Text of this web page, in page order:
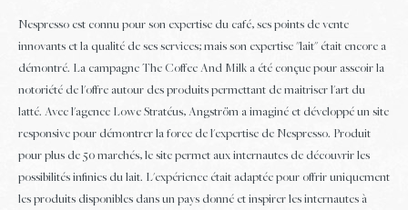
Choisir la langue FR EN
Nespresso est connu pour son expertise du café, ses points de vente
innovants et la qualité de ses services; mais son expertise "lait" était encore a
démontré. La campagne The Coffee And Milk a été conçue pour asseoir la
notoriété de l'offre autour des produits permettant de maitriser l'art du
latté. Avec l'agence Lowe Stratéus, Angström a imaginé et développé un site
responsive pour démontrer la force de l'expertise de Nespresso. Produit
pour plus de 50 marchés, le site permet aux internautes de découvrir les
possibilités infinies du lait. L'expérience était adaptée pour offrir uniquement
les produits disponibles dans un pays donné et inspirer les internautes à